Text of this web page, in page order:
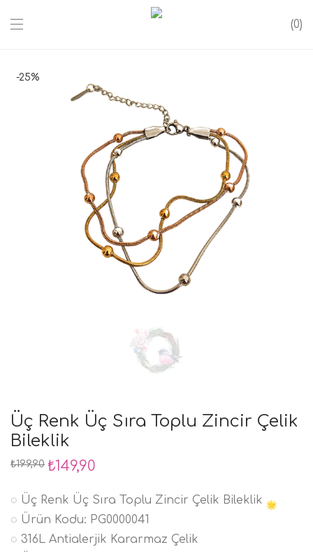
0
-25%
Üç Renk Üç Sıra Toplu Zincir Çelik
Bileklik
₺199,90 Orijinal
fiyat:
₺149,90
₺149,90.
◌ Üç Renk Üç Sıra Toplu Zincir Çelik Bileklik
◌ Ürün Kodu: PG0000041
◌ 316L Antialerjik Kararmaz Çelik